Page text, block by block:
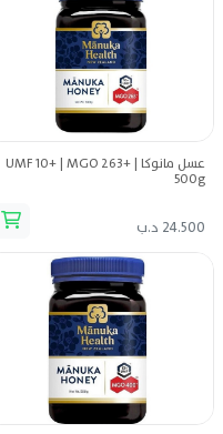
عسل مانوكا UMF 10+ | MGO 263+ |
500g
24.500 د.ب